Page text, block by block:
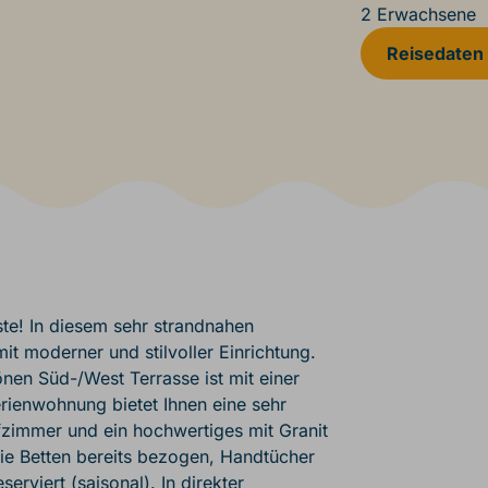
2 Erwachsene
In diesem sehr strandnahen
moderner und stilvoller Einrichtung.
Süd-/West Terrasse ist mit einer
bietet Ihnen eine sehr
und ein hochwertiges mit Granit
Betten bereits bezogen, Handtücher
(saisonal). In direkter